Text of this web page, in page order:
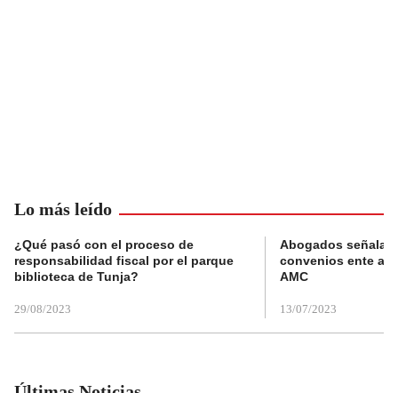
Lo más leído
¿Qué pasó con el proceso de
responsabilidad fiscal por el parque
biblioteca de Tunja?
29/08/2023
Abogados
convenios ente
AMC
13/07/2023